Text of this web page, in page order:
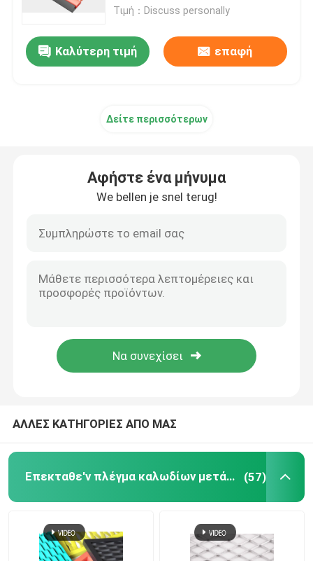
Υφαμένο ύφασμα καλωδίων
φράκτης καλωδίων μετάλλων
Ενωμένο στενά πλέγμα καλωδίων
Πλέγμα οθόνης φίλτρων
Ενωμένο στενά κιγκλίδωμα χάλυβα
Δίχτυ ασφαλείας ελικοδρομίων
Ξυράφι οδοντωτό - καλώδιο
Τιμή：Discuss personally
Καλύτερη τιμή επαφή
Δείτε περισσότερων
Αφήστε ένα μήνυμα
We bellen je snel terug!
ΑΛΛΕΣ ΚΑΤΗΓΟΡΙΕΣ ΑΠΟ ΜΑΣ
Επεκταθε'ν πλέγμα καλωδίων μετάλλων (57)